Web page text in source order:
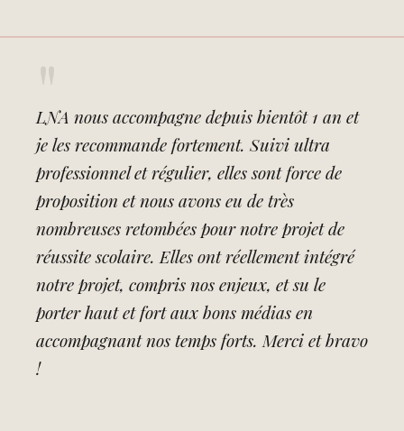
"
LNA nous accompagne depuis bientôt 1 an et
je les recommande fortement. Suivi ultra
professionnel et régulier, elles sont force de
proposition et nous avons eu de très
nombreuses retombées pour notre projet de
réussite scolaire. Elles ont réellement intégré
notre projet, compris nos enjeux, et su le
porter haut et fort aux bons médias en
accompagnant nos temps forts. Merci et bravo
!